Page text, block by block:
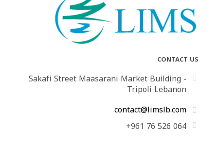
CONTACT US
Sakafi Street Maasarani Market Building -
Tripoli Lebanon
contact@limslb.com
+961 76 526 064